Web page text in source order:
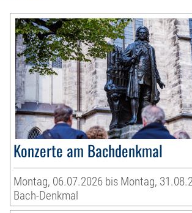
Konzerte am Bachdenkmal
Montag, 06.07.2026 bis Montag,
Bach-Denkmal